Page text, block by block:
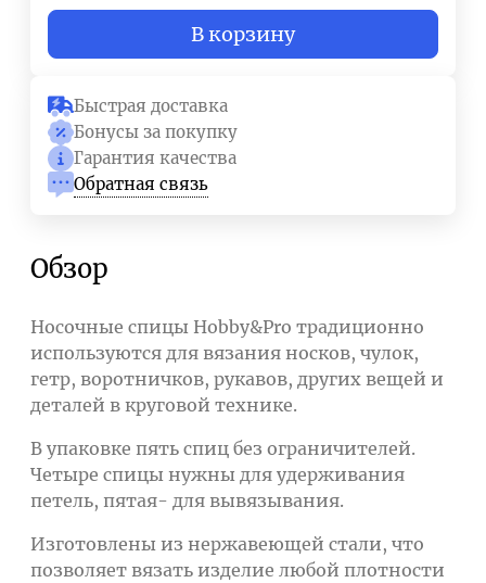
В корзину
Быстрая доставка
Бонусы за покупку
Гарантия качества
Обратная связь
Обзор
Носочные спицы Hobby&Pro традиционно
используются для вязания носков, чулок,
гетр, воротничков, рукавов, других вещей и
деталей в круговой технике.
В упаковке пять спиц без ограничителей.
Четыре спицы нужны для удерживания
петель, пятая- для вывязывания.
Изготовлены из нержавеющей стали, что
позволяет вязать изделие любой плотности